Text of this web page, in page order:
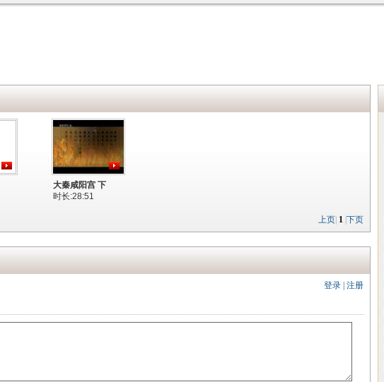
大秦咸阳宫 下
时长:28:51
上页 1 下页
登录 注册